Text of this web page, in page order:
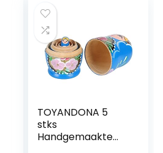
TOYANDONA 5
stks
Handgemaakte